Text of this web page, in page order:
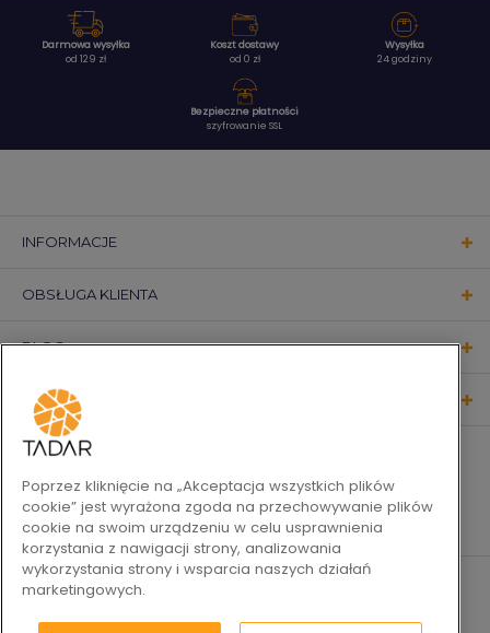
Darmowa wysyłka
od 129 zł
Koszt dostawy
od 0 zł
Wysyłka
24 godziny
Bezpieczne płatności
szyfrowanie SSL
INFORMACJE
OBSŁUGA KLIENTA
BLOG
KONTAKT
Poprzez kliknięcie na „Akceptacja wszystkich plików
cookie” jest wyrażona zgoda na przechowywanie plików
cookie na swoim urządzeniu w celu usprawnienia
korzystania z nawigacji strony, analizowania
wykorzystania strony i wsparcia naszych działań
marketingowych.